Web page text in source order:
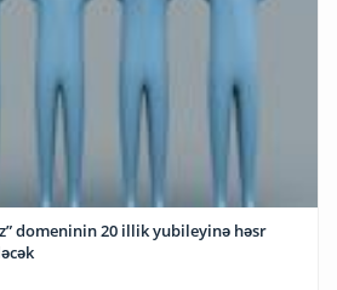
domeninin 20 illik yubileyinə həsr